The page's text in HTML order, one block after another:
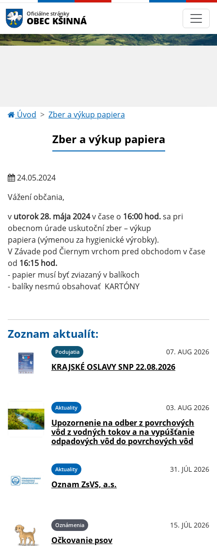
Oficiálne stránky
OBEC KŠINNÁ
Úvod Zber a výkup papiera
Zber a výkup papiera
24.05.2024
Vážení občania,
v utorok 28. mája 2024v čase o 16:00 hod.sa pri
obecnom úrade uskutoční zber – výkup
papiera (výmenou za hygienické výrobky).
V Závade pod Čiernym vrchom pred obchodom v čase
od 16:15 hod.
- papier musí byť zviazaný v balíkoch
- balíky nesmú obsahovať KARTÓNY
Zoznam aktualít:
Podujatia 07. AUG 2026
KRAJSKÉ OSLAVY SNP 22.08.2026
Aktuality 03. AUG 2026
Upozornenie na odber z povrchových
vôd z vodných tokov a na vypúšťanie
odpadových vôd do povrchových vôd
Aktuality 31. JÚL 2026
Oznam ZsVS, a.s.
Oznámenia 15. JÚL 2026
Očkovanie psov